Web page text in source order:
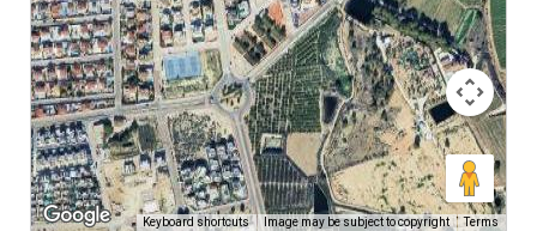
Keyboard shortcuts Image may be subject to copyright Terms